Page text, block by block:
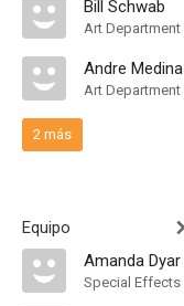
Bill Schwab
Andre Medina
2 más
Equipo
Amanda Dyar
Special Effects